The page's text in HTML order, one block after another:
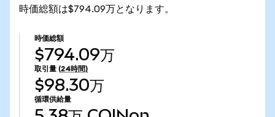
時価総額は$794.09万となります。
時価総額
$794.09万
取引量 (24時間)
$98.30万
循環供給量